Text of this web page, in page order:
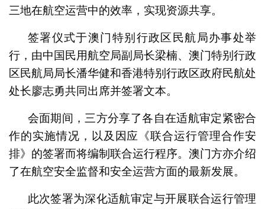
三地在航空运营中的效率，实现资源共享。
签署仪式于澳门特别行政区民航局办事处举
行，由中国民用航空局副局长梁楠、澳门特别行政
区民航局局长潘华健和香港特别行政区政府民航处
处长廖志勇共同出席并签署文本。
会面期间，三方分享了各自在适航审定紧密合
作的实施情况，以及因应《联合运行管理合作安
排》的签署而将编制联合运行程序。澳门方亦介绍
了在航空安全监督和安全运营方面的最新发展。
此次签署为深化适航审定与开展联合运行管理